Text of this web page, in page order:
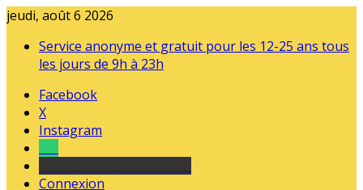
jeudi, août 6 2026
Service anonyme et gratuit pour les 12-25 ans tous
les jours de 9h à 23h
Facebook
X
Instagram
Connexion